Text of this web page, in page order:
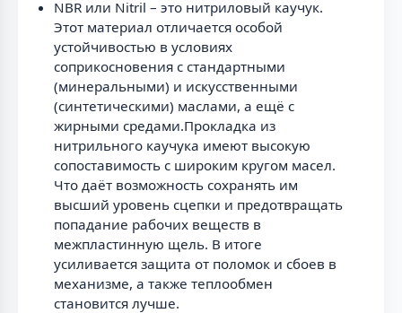
NBR или Nitril – это нитриловый каучук.
Этот материал отличается особой
устойчивостью в условиях
соприкосновения с стандартными
(минеральными) и искусственными
(синтетическими) маслами, а ещё с
жирными средами.Прокладка из
нитрильного каучука имеют высокую
сопоставимость с широким кругом масел.
Что даёт возможность сохранять им
высший уровень сцепки и предотвращать
попадание рабочих веществ в
межпластинную щель. В итоге
усиливается защита от поломок и сбоев в
механизме, а также теплообмен
становится лучше.